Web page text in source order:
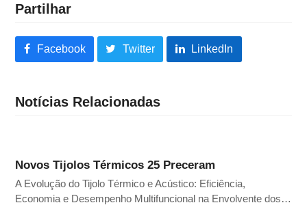
Partilhar
Facebook Twitter LinkedIn
Notícias Relacionadas
Novos Tijolos Térmicos 25 Preceram
A Evolução do Tijolo Térmico e Acústico: Eficiência,
Economia e Desempenho Multifuncional na Envolvente dos…